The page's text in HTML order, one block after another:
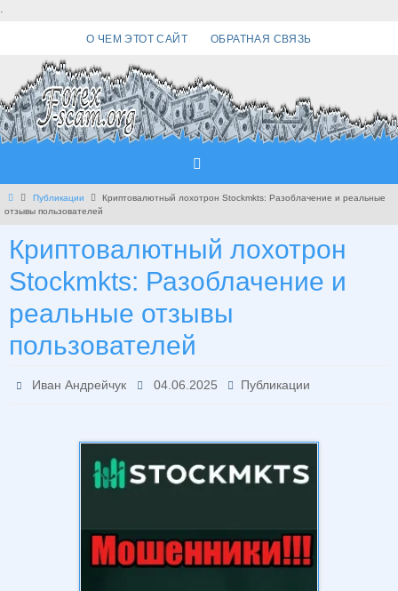
.
О ЧЕМ ЭТОТ САЙТ ОБРАТНАЯ СВЯЗЬ
Главная
Публикации
Криптовалютный лохотрон Stockmkts: Разоблачение и реальные
отзывы пользователей
Криптовалютный лохотрон
Stockmkts: Разоблачение и
реальные отзывы
пользователей
Иван Андрейчук 04.06.2025 Публикации